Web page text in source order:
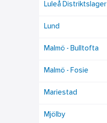
Luleå Distriktslager
Lund
Malmö - Bulltofta
Malmö - Fosie
Mariestad
Mjölby